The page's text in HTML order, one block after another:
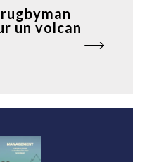
un volcan